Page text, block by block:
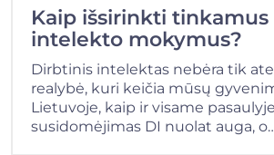
Kaip išsirinkti
intelekto mokymus?
Dirbtinis intelektas nebėra tik
realybė, kuri keičia mūsų
Lietuvoje, kaip ir visame
susidomėjimas DI nuolat auga,